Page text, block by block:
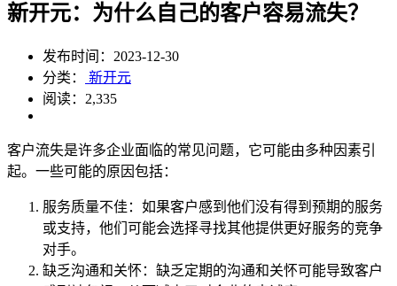
新开元：为什么自己的客户容易流失？
发布时间：2023-12-30
分类：
新开元
阅读：2,335
客户流失是许多企业面临的常见问题，它可能由多种因素引
起。一些可能的原因包括：
服务质量不佳：如果客户感到他们没有得到预期的服务
或支持，他们可能会选择寻找其他提供更好服务的竞争
对手。
缺乏沟通和关怀：缺乏定期的沟通和关怀可能导致客户